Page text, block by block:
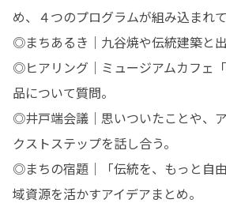
め、４つのプログラムが組み込まれて
◎まちあるき｜九谷焼や伝統建築と出
◎ヒアリング｜ミュージアムカフェ
品について質問。
◎井戸端会議｜思いついたことや、
クストステップを話し合う。
◎まちの宿題｜「伝統を、もっと自
域資源を活かすアイデアまとめ。